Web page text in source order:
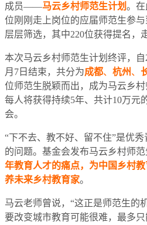
成员——马云乡村师范生计划。在
位刚刚走上岗位的应届师范生参
层层筛选，其中220位获得提名，
本次马云乡村师范生计划终评，自
月7日结束，共分为成都、 杭州、
位师范生脱颖而出，成为马云乡村
每人将获得持续5年、共计10万元
会。
“下不去、教不好、留不住”是优
的问题。基金会发布马云乡村师
年教育人才的痛点，为中国乡村
养未来乡村教育家。
马云老师曾说，“这正是师范生的
要改变城市教育可能很难，最多